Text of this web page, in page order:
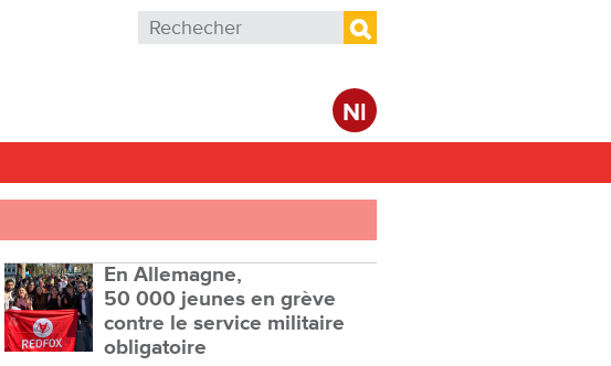
Formulaire de recherche
Rechercher
Nl
En Allemagne,
50 000 jeunes en grève
contre le service militaire
obligatoire